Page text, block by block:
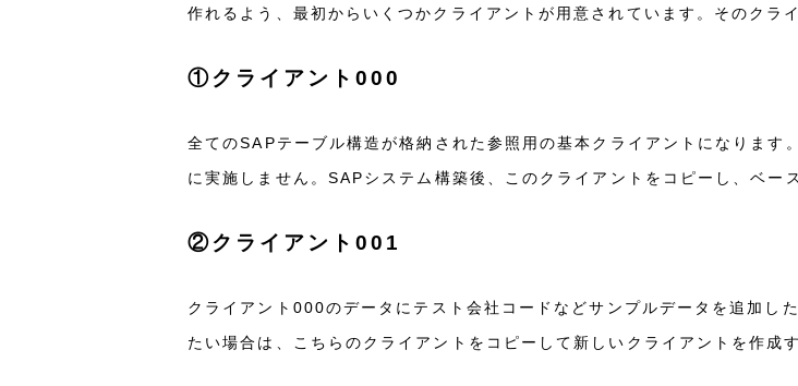
作れるよう、最初からいくつかクライアントが用意されています。そのクラ
①クライアント000
全てのSAPテーブル構造が格納された参照用の基本クライアントになります
に実施しません。SAPシステム構築後、このクライアントをコピーし、ベー
②クライアント001
クライアント000のデータにテスト会社コードなどサンプルデータを追加し
たい場合は、こちらのクライアントをコピーして新しいクライアントを作成